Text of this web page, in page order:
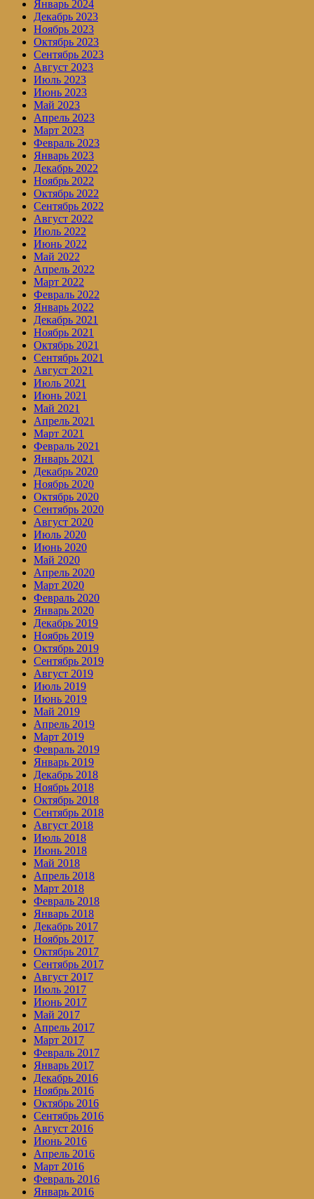
Январь 2024
Декабрь 2023
Ноябрь 2023
Октябрь 2023
Сентябрь 2023
Август 2023
Июль 2023
Июнь 2023
Май 2023
Апрель 2023
Март 2023
Февраль 2023
Январь 2023
Декабрь 2022
Ноябрь 2022
Октябрь 2022
Сентябрь 2022
Август 2022
Июль 2022
Июнь 2022
Май 2022
Апрель 2022
Март 2022
Февраль 2022
Январь 2022
Декабрь 2021
Ноябрь 2021
Октябрь 2021
Сентябрь 2021
Август 2021
Июль 2021
Июнь 2021
Май 2021
Апрель 2021
Март 2021
Февраль 2021
Январь 2021
Декабрь 2020
Ноябрь 2020
Октябрь 2020
Сентябрь 2020
Август 2020
Июль 2020
Июнь 2020
Май 2020
Апрель 2020
Март 2020
Февраль 2020
Январь 2020
Декабрь 2019
Ноябрь 2019
Октябрь 2019
Сентябрь 2019
Август 2019
Июль 2019
Июнь 2019
Май 2019
Апрель 2019
Март 2019
Февраль 2019
Январь 2019
Декабрь 2018
Ноябрь 2018
Октябрь 2018
Сентябрь 2018
Август 2018
Июль 2018
Июнь 2018
Май 2018
Апрель 2018
Март 2018
Февраль 2018
Январь 2018
Декабрь 2017
Ноябрь 2017
Октябрь 2017
Сентябрь 2017
Август 2017
Июль 2017
Июнь 2017
Май 2017
Апрель 2017
Март 2017
Февраль 2017
Январь 2017
Декабрь 2016
Ноябрь 2016
Октябрь 2016
Сентябрь 2016
Август 2016
Июнь 2016
Апрель 2016
Март 2016
Февраль 2016
Январь 2016